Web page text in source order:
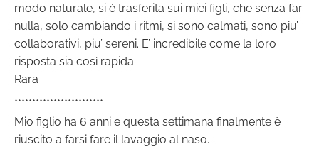
modo naturale, si è trasferita sui miei figli, che senza far
nulla, solo cambiando i ritmi, si sono calmati, sono piu’
collaborativi, piu’ sereni. E’ incredibile come la loro
risposta sia così rapida.
Rara
*************************
Mio figlio ha 6 anni e questa settimana finalmente è
riuscito a farsi fare il lavaggio al naso.